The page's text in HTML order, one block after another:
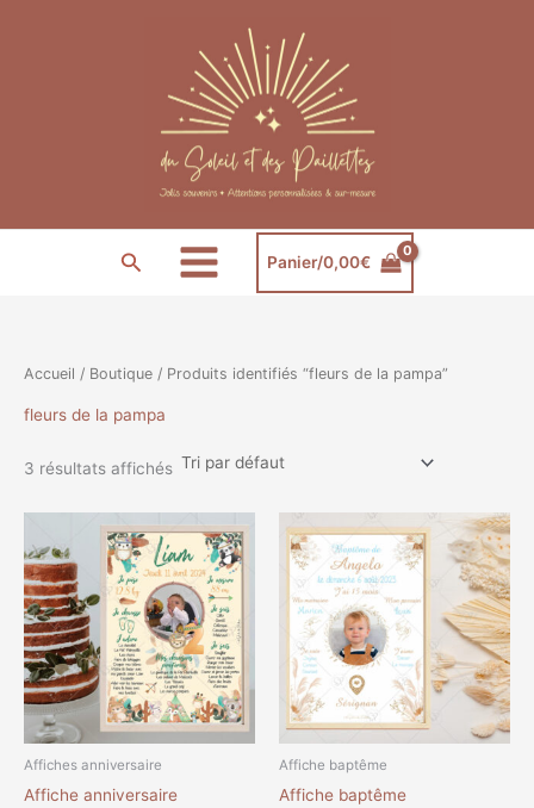
Rechercher Panier/0,00€
Accueil / Boutique / Produits identifiés “fleurs de la pampa”
fleurs de la pampa
3 résultats affichés
Affiches anniversaire
Affiche anniversaire
de
prix :
9,99€
à
35,99€
Ce
produit
a
plusieurs
variations.
Les
options
peuvent
être
Affiche baptême
Affiche baptême
de
prix :
8,99€
à
35,99€
Ce
produit
plusieurs
variations.
Les
options
peuvent
être